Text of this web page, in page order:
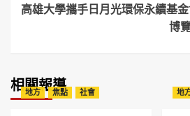
高雄大學攜手日月光環保永續基
博
相關報導
地方 焦點 社會 地